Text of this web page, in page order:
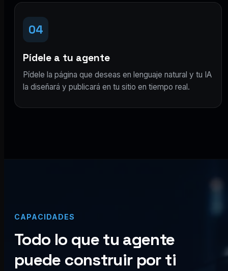
04
Pídele a tu agente
Pídele la página que deseas en lenguaje natural y tu IA
la diseñará y publicará en tu sitio en tiempo real.
CAPACIDADES
Todo lo que tu agente
puede construir por ti